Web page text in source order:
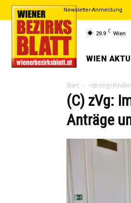
Newsletter-Anmeldung
29.9 C Wien
WIEN
Start
(C) zVg:
Anträge